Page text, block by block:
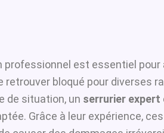
professionnel est essentiel
bloqué pour diverses
de situation, un serrurier
Grâce à leur expérience,